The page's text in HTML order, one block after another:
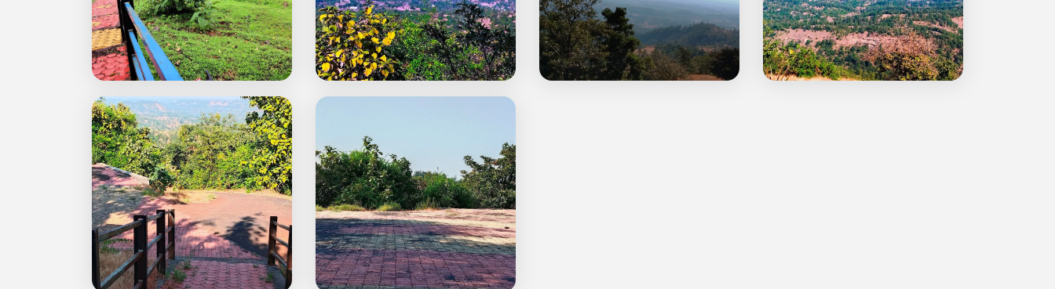
निसर्गात दडलेले पर्यटन स्थळ – डेंगाचीमेट